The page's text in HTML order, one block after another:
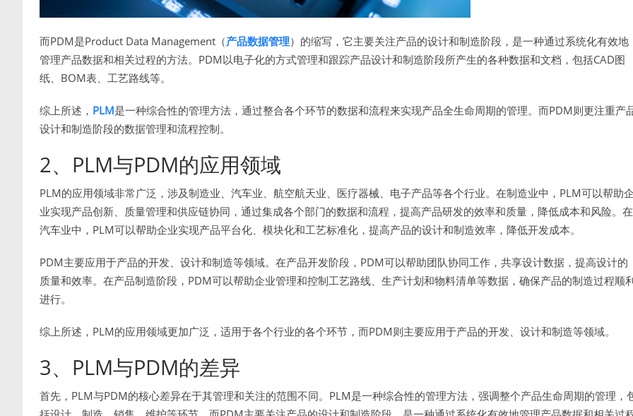
而PDM是Product Data Management（产品数据管理）的缩写，它主要关注产品的设计和制造阶段，是一种通过系统化有效地
管理产品数据和相关过程的方法。PDM以电子化的方式管理和跟踪产品设计和制造阶段所产生的各种数据和文档，包括CAD图
纸、BOM表、工艺路线等。
综上所述， PLM是一种综合性的管理方法，通过整合各个环节的数据和流程来实现产品全生命周期的管理。而PDM则更注重产
设计和制造阶段的数据管理和流程控制。
2、PLM与PDM的应用领域
PLM的应用领域非常广泛，涉及制造业、汽车业、航空航天业、医疗器械、电子产品等各个行业。在制造业中，PLM可以帮助
业实现产品创新、质量管理和供应链协同，通过集成各个部门的数据和流程，提高产品研发的效率和质量，降低成本和风险。在
汽车业中，PLM可以帮助企业实现产品平台化、模块化和工艺标准化，提高产品的设计和制造效率，降低开发成本。
PDM主要应用于产品的开发、设计和制造等领域。在产品开发阶段，PDM可以帮助团队协同工作，共享设计数据，提高设计的
质量和效率。在产品制造阶段，PDM可以帮助企业管理和控制工艺路线、生产计划和物料清单等数据，确保产品的制造过程顺
进行。
综上所述，PLM的应用领域更加广泛，适用于各个行业的各个环节，而PDM则主要应用于产品的开发、设计和制造等领域。
3、PLM与PDM的差异
首先，PLM与PDM的核心差异在于其管理和关注的范围不同。PLM是一种综合性的管理方法，强调整个产品生命周期的管理，